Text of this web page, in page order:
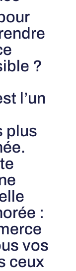
?
l’un
plus
:
vos
ceux